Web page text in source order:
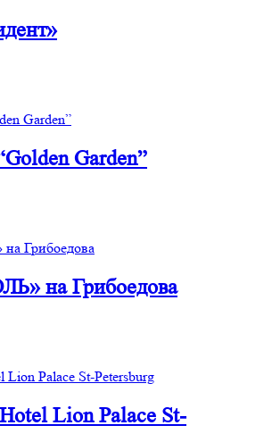
Garden”
на Грибоедова
Lion Palace St-